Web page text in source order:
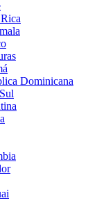
Dominicana